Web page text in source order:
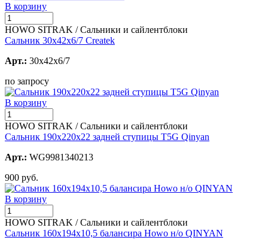
В корзину
HOWO SITRAK / Сальники и сайлентблоки
Сальник 30х42х6/7 Createk
Арт.: 30x42x6/7
по запросу
В корзину
HOWO SITRAK / Сальники и сайлентблоки
Сальник 190х220х22 задней ступицы T5G Qinyan
Арт.: WG9981340213
900 руб.
В корзину
HOWO SITRAK / Сальники и сайлентблоки
Сальник 160х194х10,5 балансира Howo н/о QINYAN